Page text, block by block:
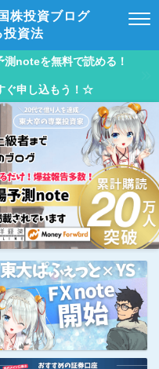
株投資ブログ
投資法
noteを無料で読める！
ぐ申し込もう！☆